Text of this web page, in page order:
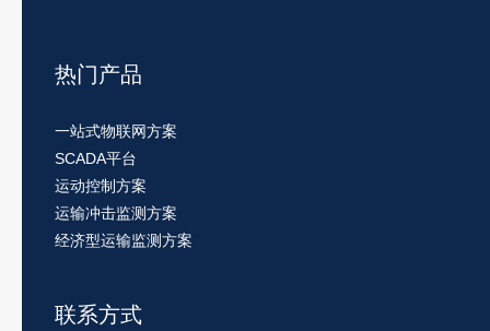
热门产品
一站式物联网方案
SCADA平台
运动控制方案
运输冲击监测方案
经济型运输监测方案
联系方式